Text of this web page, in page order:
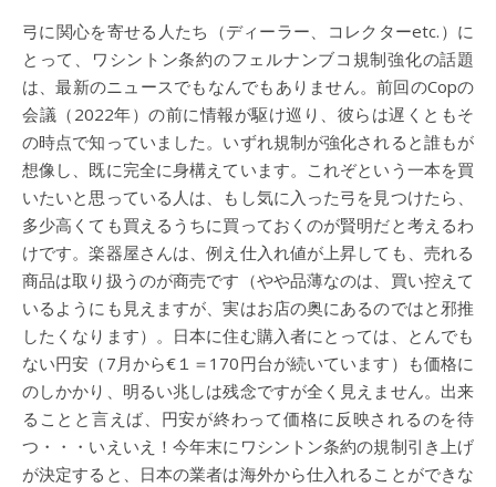
弓に関心を寄せる人たち（ディーラー、コレクターetc.）に
とって、ワシントン条約のフェルナンブコ規制強化の話題
は、最新のニュースでもなんでもありません。前回のCopの
会議（2022年）の前に情報が駆け巡り、彼らは遅くともそ
の時点で知っていました。いずれ規制が強化されると誰もが
想像し、既に完全に身構えています。これぞという一本を買
いたいと思っている人は、もし気に入った弓を見つけたら、
多少高くても買えるうちに買っておくのが賢明だと考えるわ
けです。楽器屋さんは、例え仕入れ値が上昇しても、売れる
商品は取り扱うのが商売です（やや品薄なのは、買い控えて
いるようにも見えますが、実はお店の奥にあるのではと邪推
したくなります）。日本に住む購入者にとっては、とんでも
ない円安（7月から€１＝170円台が続いています）も価格に
のしかかり、明るい兆しは残念ですが全く見えません。出来
ることと言えば、円安が終わって価格に反映されるのを待
つ・・・いえいえ！今年末にワシントン条約の規制引き上げ
が決定すると、日本の業者は海外から仕入れることができな